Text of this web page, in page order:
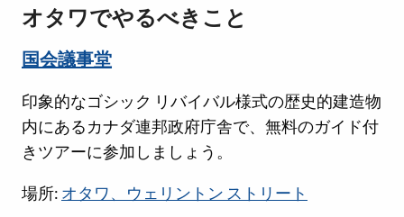
オタワでやるべきこと
国会議事堂
印象的なゴシック リバイバル様式の歴史的建造物
内にあるカナダ連邦政府庁舎で、無料のガイド付
きツアーに参加しましょう。
場所: オタワ、ウェリントン ストリート